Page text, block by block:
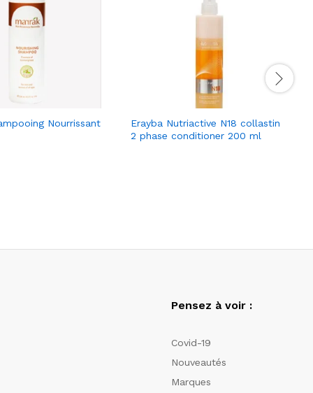
Nourrissant
Erayba Nutriactive N18 collastin
2 phase conditioner 200 ml
Pensez à voir :
Covid-19
Nouveautés
Marques